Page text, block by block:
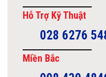
Hỗ Trợ Kỹ Thuật
028 6276
Miền Bắc